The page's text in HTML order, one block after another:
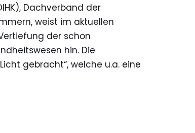
Dachverband der
weist im aktuellen
der schon
hin. Die
gebracht“, welche u.a. eine